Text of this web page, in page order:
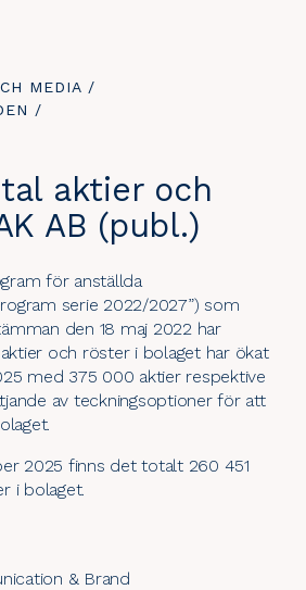
MEDIA /
/
aktier och
AB (publ.)
för anställda
serie 2022/2027”) som
den 18 maj 2022 har
och röster i bolaget har ökat
med 375 000 aktier respektive
av teckningsoptioner för att
2025 finns det totalt 260 451
i bolaget.
& Brand